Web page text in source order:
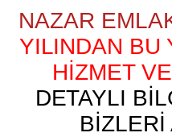
NAZAR
YILINDAN BU
HİZMET
DETAYLI
BİZLERİ